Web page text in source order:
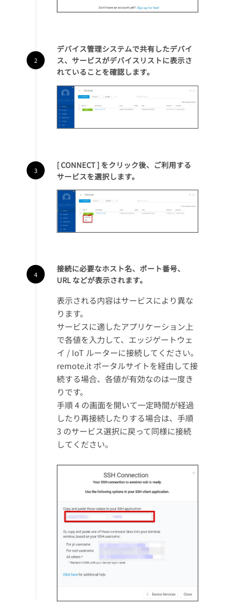
デバイス管理システムで共有したデバイ
ス、サービスがデバイスリストに表示さ
れていることを確認します。
[ CONNECT ] をクリック後、ご利用する
サービスを選択します。
接続に必要なホスト名、ポート番号、
URL などが表示されます。
表示される内容はサービスにより異な
ります。
サービスに適したアプリケーション上
で各値を入力して、エッジゲートウェ
イ / IoT ルーターに接続してください。
remote.it ポータルサイトを経由して接
続する場合、各値が有効なのは一度き
りです。
手順 4 の画面を開いて一定時間が経過
したり再接続したりする場合は、手順
3 のサービス選択に戻って同様に接続
してください。